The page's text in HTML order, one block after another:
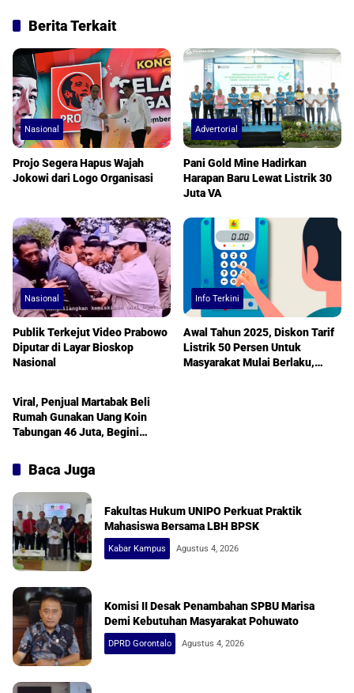
Berita Terkait
Nasional
Projo Segera Hapus Wajah
Jokowi dari Logo Organisasi
Advertorial
Pani Gold Mine Hadirkan
Harapan Baru Lewat Listrik 30
Juta VA
Nasional
Publik Terkejut Video Prabowo
Diputar di Layar Bioskop
Nasional
Info Terkini
Awal Tahun 2025, Diskon Tarif
Listrik 50 Persen Untuk
Masyarakat Mulai Berlaku,
Nasional
Viral, Penjual Martabak Beli
Rumah Gunakan Uang Koin
Tabungan 46 Juta, Begini
Baca Juga
Fakultas Hukum UNIPO Perkuat Praktik
Mahasiswa Bersama LBH BPSK
Kabar Kampus Agustus 4, 2026
Komisi II Desak Penambahan SPBU Marisa
Demi Kebutuhan Masyarakat Pohuwato
DPRD Gorontalo Agustus 4, 2026